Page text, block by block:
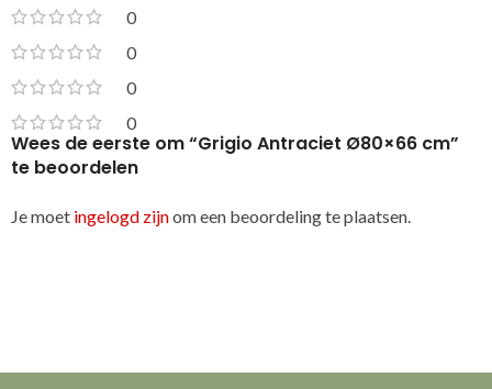
0
0
0
0
Wees de eerste om “Grigio Antraciet Ø80×66 cm”
te beoordelen
Je moet ingelogd zijnom een beoordeling te plaatsen.